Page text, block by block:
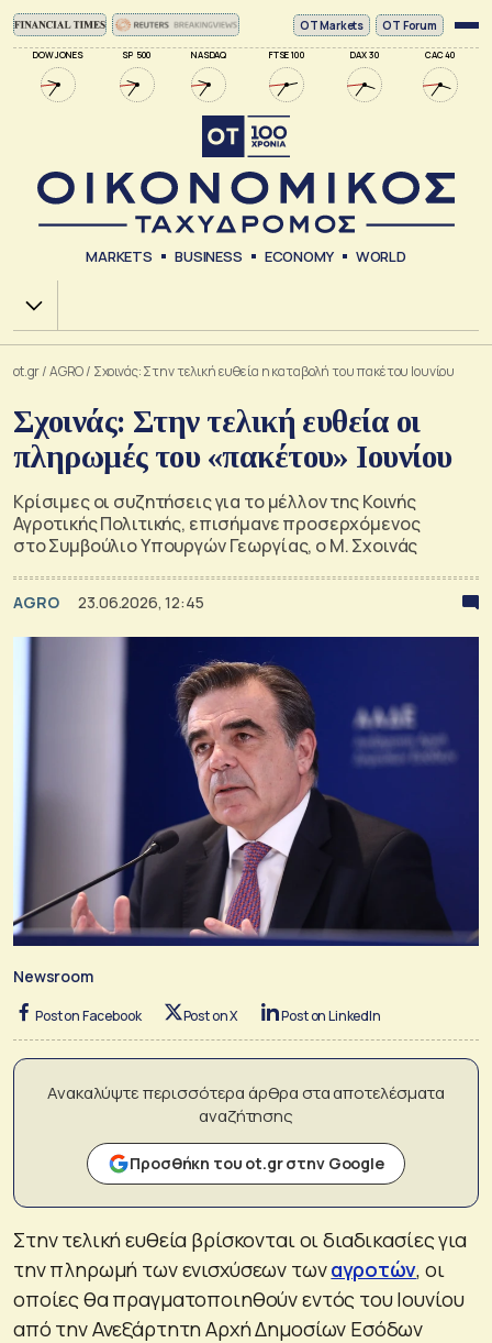
DOW JONES SP 500 NASDAQ FTSE 100 DAX 30 CAC 40
ΟΤ Markets OT Forum
MARKETS BUSINESS ECONOMY WORLD
Χ.Α.
ot.gr/AGRO/ Σχοινάς: Στην τελική ευθεία η καταβολή του πακέτου Ιουνίου
Σχοινάς: Στην τελική ευθεία οι
πληρωμές του «πακέτου» Ιουνίου
Κρίσιμες οι συζητήσεις για το μέλλον της Κοινής
Αγροτικής Πολιτικής, επισήμανε προσερχόμενος
στο Συμβούλιο Υπουργών Γεωργίας, ο Μ. Σχοινάς
AGRO 23.06.2026, 12:45
Newsroom
Post on Facebook Post on X Post on LinkedIn
Ανακαλύψτε περισσότερα άρθρα στα αποτελέσματα
αναζήτησης
Προσθήκη του ot.gr στην Google
Στην τελική ευθεία βρίσκονται οι διαδικασίες για
την πληρωμή των ενισχύσεων τωναγροτών, οι
οποίες θα πραγματοποιηθούν εντός του Ιουνίου
από την Ανεξάρτητη Αρχή Δημοσίων Εσόδων